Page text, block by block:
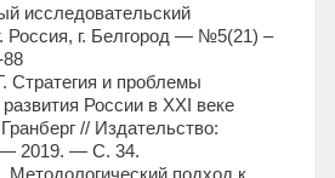
исследовательский
Россия, г. Белгород — №5(21) –
Стратегия и проблемы
развития России в XXI веке
// Издательство:
2019. — С. 34.